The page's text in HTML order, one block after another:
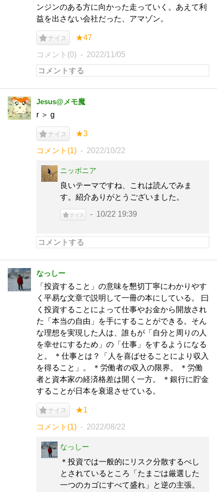
ンジンのある方に向かった走っていく。あえて利
益を出さない会社だった、アマゾン。
ナイス ★47
コメント(0) 2022/11/05
Jesus@メモ魔
r ＞ g
ナイス ★3
コメント(1) 2022/10/22
ニッポニア
良いテーマですね、これは読んでみま
す。紹介ありがとうございました。
ナイス 10/22 19:39
なっしー
「投資すること」の意味を懇切丁寧にわかりやす
く平易な文章で説明して一冊の本にしている。 曰
く投資することによって仕事やお金から開放され
た「本当の自由」を手にすることができる。そん
な理想を実現した人は、誰もが「自分と周りの人
を幸せにするため」の「仕事」をするようになる
と。 ＊仕事とは？「人を喜ばせることにより収入
を得ること」。 ＊労働者の収入の限界。 ＊労働
者と資本家の経済格差は開く一方。 ＊銀行に貯金
することが日本を衰退させている。
ナイス ★1
コメント(1) 2022/08/22
なっしー
＊投資では一般的にリスク分散するべし
とされているところ「たまごは厳選した
一つのカゴにすべて盛れ」と逆の主張。